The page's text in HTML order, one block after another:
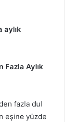
aylık
Fazla Aylık
fazla dul
eşine yüzde